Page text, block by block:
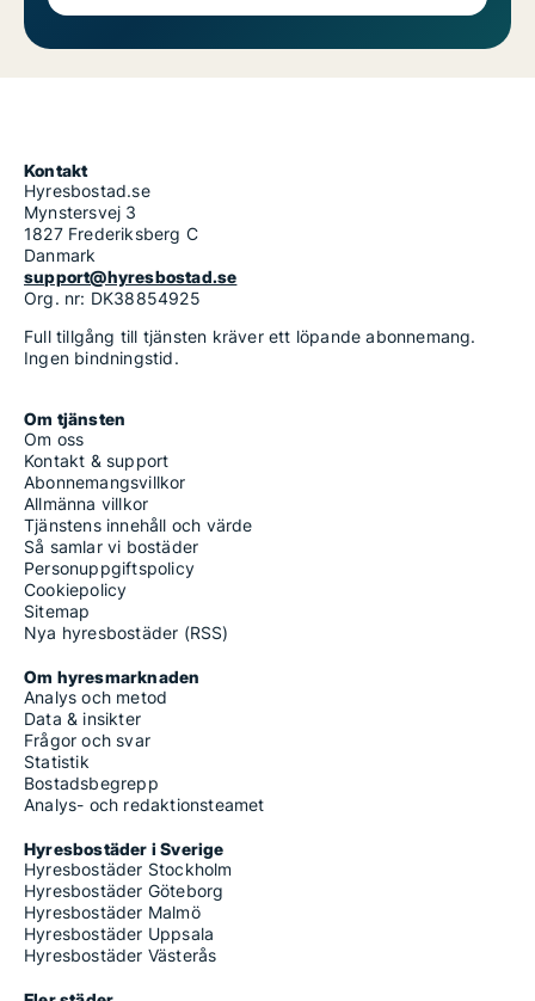
Kontakt
Hyresbostad.se
Mynstersvej 3
1827 Frederiksberg C
Danmark
support@hyresbostad.se
Org. nr: DK38854925
Full tillgång till tjänsten kräver ett löpande abonnemang.
Ingen bindningstid.
Om tjänsten
Om oss
Kontakt & support
Abonnemangsvillkor
Allmänna villkor
Tjänstens innehåll och värde
Så samlar vi bostäder
Personuppgiftspolicy
Cookiepolicy
Sitemap
Nya hyresbostäder (RSS)
Om hyresmarknaden
Analys och metod
Data & insikter
Frågor och svar
Statistik
Bostadsbegrepp
Analys- och redaktionsteamet
Hyresbostäder i Sverige
Hyresbostäder Stockholm
Hyresbostäder Göteborg
Hyresbostäder Malmö
Hyresbostäder Uppsala
Hyresbostäder Västerås